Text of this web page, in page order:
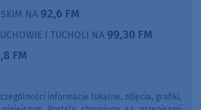
NA 92,6 FM
I TUCHOLI NA 99,30 FM
FM
informacje lokalne, zdjęcia, grafiki,